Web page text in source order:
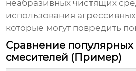
неабразивных чистящих
использования
которые могут повредить
Сравнение
смесителей (Пример)